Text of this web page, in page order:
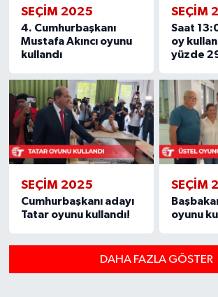
SEÇIM 2025
4. Cumhurbaşkanı
Mustafa Akıncı oyunu
kullandı
SEÇIM
Saat
oy
yüzde
SEÇIM 2025
Cumhurbaşkanı adayı
Tatar oyunu kullandı!
SEÇIM
oyunu
DAHA FAZLA GÖSTER